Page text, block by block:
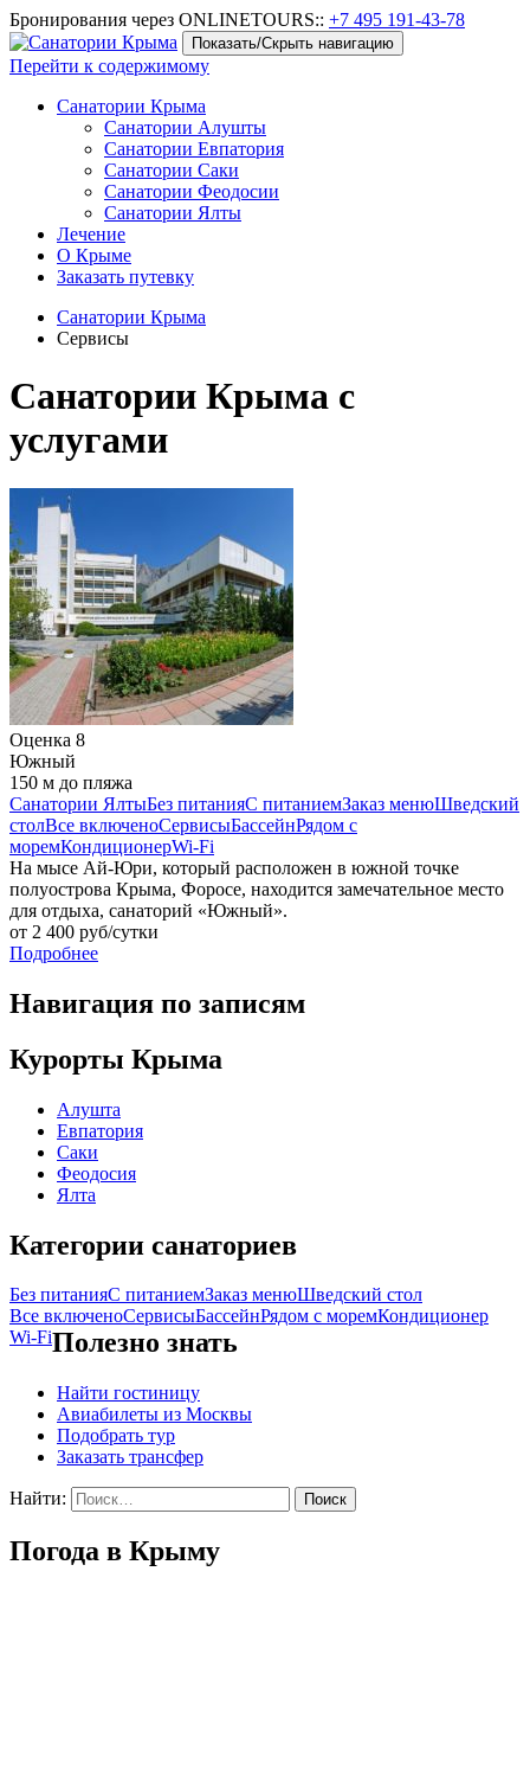
Бронирования через ONLINETOURS:: +7 495 191-43-78
Показать/Скрыть навигацию
Перейти к содержимому
Санатории Крыма
Санатории Алушты
Санатории Евпатория
Санатории Саки
Санатории Феодосии
Санатории Ялты
Лечение
О Крыме
Заказать путевку
Санатории Крыма
Сервисы
Санатории Крыма с
услугами
Оценка 8
Южный
150 м до пляжа
Санатории ЯлтыБез питанияС питаниемЗаказ менюШведский
столВсе включеноСервисыБассейнРядом с
моремКондиционерWi-Fi
На мысе Ай-Юри, который расположен в южной точке
полуострова Крыма, Форосе, находится замечательное место
для отдыха, санаторий «Южный».
от 2 400 руб/сутки
Подробнее
Навигация по записям
Курорты Крыма
Алушта
Евпатория
Саки
Феодосия
Ялта
Категории санаториев
Без питанияС питаниемЗаказ менюШведский стол
Все включеноСервисыБассейнРядом с моремКондиционер
Wi-FiПолезно знать
Найти гостиницу
Авиабилеты из Москвы
Подобрать тур
Заказать трансфер
Найти:
Погода в Крыму